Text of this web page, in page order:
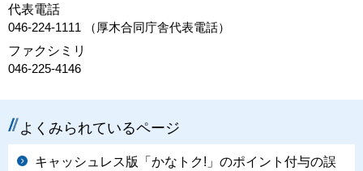
代表電話
046-224-1111 （厚木合同庁舎代表電話）
ファクシミリ
046-225-4146
よくみられているページ
キャッシュレス版「かなトク!」のポイント付与の誤